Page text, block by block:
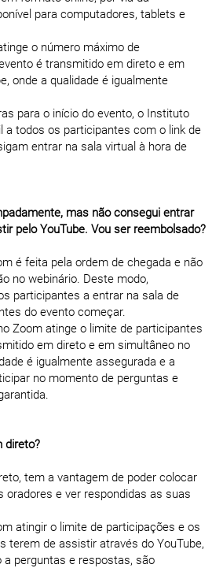
para computadores, tablets e
o número máximo de
é transmitido em direto e em
onde a qualidade é igualmente
para o início do evento, o Instituto
a todos os participantes com o link de
entrar na sala virtual à hora de
mas não consegui entrar
pelo YouTube. Vou ser reembolsado?
é feita pela ordem de chegada e não
no webinário. Deste modo,
participantes a entrar na sala de
do evento começar.
Zoom atinge o limite de participantes
em direto e em simultâneo no
é igualmente assegurada e a
no momento de perguntas e
direto?
tem a vantagem de poder colocar
oradores e ver respondidas as suas
atingir o limite de participações e os
terem de assistir através do YouTube,
a perguntas e respostas, são